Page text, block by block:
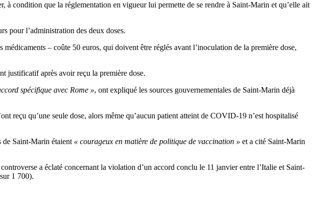
à condition que la réglementation en vigueur lui permette de se rendre à Saint-Marin et qu’elle ait
pour l’administration des deux doses.
– coûte 50 euros, qui doivent être réglés avant l’inoculation de la première dose,
justificatif après avoir reçu la première dose.
spécifique avec Rome », ont expliqué les sources gouvernementales de Saint-Marin déjà
reçu qu’une seule dose, alors même qu’aucun patient atteint de COVID-19 n’est hospitalisé
de Saint-Marin étaient « courageux en matière de politique de vaccination » et a cité Saint-Marin
a éclaté concernant la violation d’un accord conclu le 11 janvier entre l’Italie et Saint-
1 700).